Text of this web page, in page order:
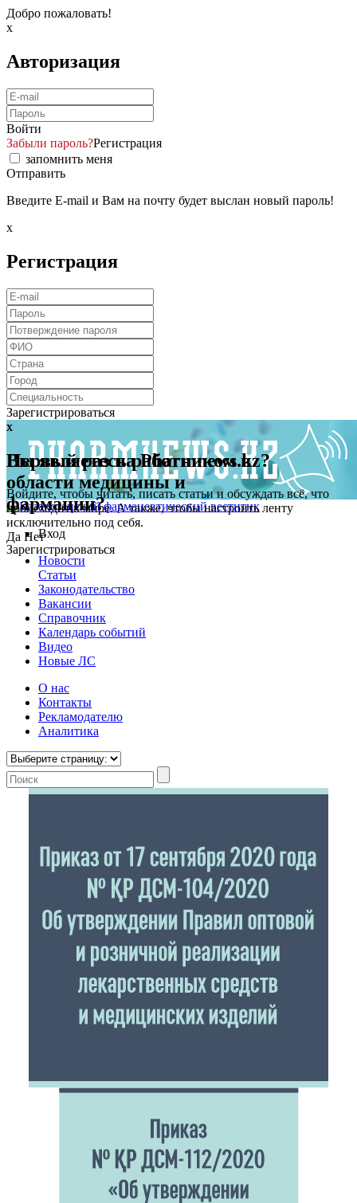
Добро пожаловать!
x
Авторизация
Войти
Забыли пароль?Регистрация
запомнить меня
Отправить
Введите E-mail и Вам на почту будет выслан новый пароль!
x
Регистрация
Зарегистрироваться
x
Первый раз на Pharmnews.kz?
Войдите, чтобы читать, писать статьи и обсуждать всё, что
происходит в мире. А также, чтобы настроить ленту
исключительно под себя.
Зарегистрироваться
x
Вы являетесь работником в
области медицины и
фармации?
Да НетВход
Новости
Статьи
Законодательство
Вакансии
Справочник
Календарь событий
Видео
Новые ЛС
О нас
Контакты
Рекламодателю
Аналитика